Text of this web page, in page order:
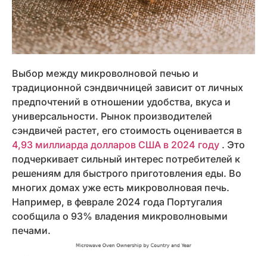
Выбор между микроволновой печью и
традиционной сэндвичницей зависит от личных
предпочтений в отношении удобства, вкуса и
универсальности. Рынок производителей
сэндвичей растет, его стоимость оценивается в
4,93 миллиарда долларов США в 2024 году . Это
подчеркивает сильный интерес потребителей к
решениям для быстрого приготовления еды. Во
многих домах уже есть микроволновая печь.
Например, в феврале 2024 года Португалия
сообщила о 93% владения микроволновыми
печами.